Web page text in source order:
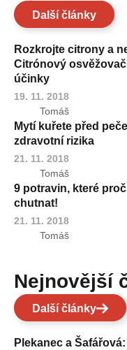
Další články
Rozkrojte citrony a
Citrónový
účinky
19. 11. 2018
Tomáš
Mytí kuřete před
zdravotní rizika
21. 11. 2018
Tomáš
9 potravin, které
chutnat!
21. 11. 2018
Tomáš
Nejnovější
Další články
Plekanec a